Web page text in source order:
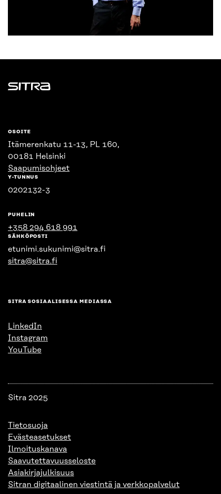
Sitra
OSOITE
Itämerenkatu 11-13, PL 160,
00181 Helsinki
Saapumisohjeet
Y-TUNNUS
0202132-3
PUHELIN
+358 294 618 991
SÄHKÖPOSTI
etunimi.sukunimi@sitra.fi
sitra@sitra.fi
SITRA SOSIAALISESSA MEDIASSA
LinkedIn
Instagram
YouTube
Sitra 2025
Tietosuoja
Evästeasetukset
Ilmoituskanava
Saavutettavuusseloste
Asiakirjajulkisuus
Sitran digitaalinen viestintä ja verkkopalvelut